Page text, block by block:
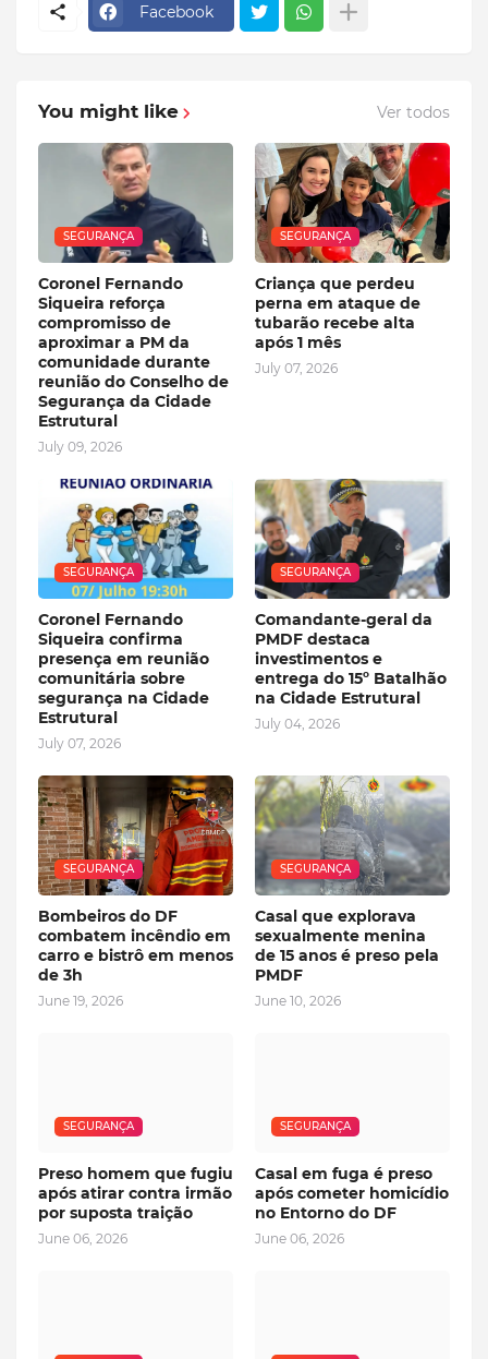
Facebook
You might like Ver todos
SEGURANÇA
Coronel Fernando
Siqueira reforça
compromisso de
aproximar a PM da
comunidade durante
reunião do Conselho de
Segurança da Cidade
Estrutural
July 09, 2026
SEGURANÇA
Criança que perdeu
perna em ataque de
tubarão recebe alta
após 1 mês
July 07, 2026
SEGURANÇA
Coronel Fernando
Siqueira confirma
presença em reunião
comunitária sobre
segurança na Cidade
Estrutural
July 07, 2026
SEGURANÇA
Comandante-geral da
PMDF destaca
investimentos e
entrega do 15º Batalhão
na Cidade Estrutural
July 04, 2026
SEGURANÇA
Bombeiros do DF
combatem incêndio em
carro e bistrô em menos
de 3h
June 19, 2026
SEGURANÇA
Casal que explorava
sexualmente menina
de 15 anos é preso pela
PMDF
June 10, 2026
SEGURANÇA
Preso homem que fugiu
após atirar contra irmão
por suposta traição
June 06, 2026
SEGURANÇA
Casal em fuga é preso
após cometer homicídio
no Entorno do DF
June 06, 2026